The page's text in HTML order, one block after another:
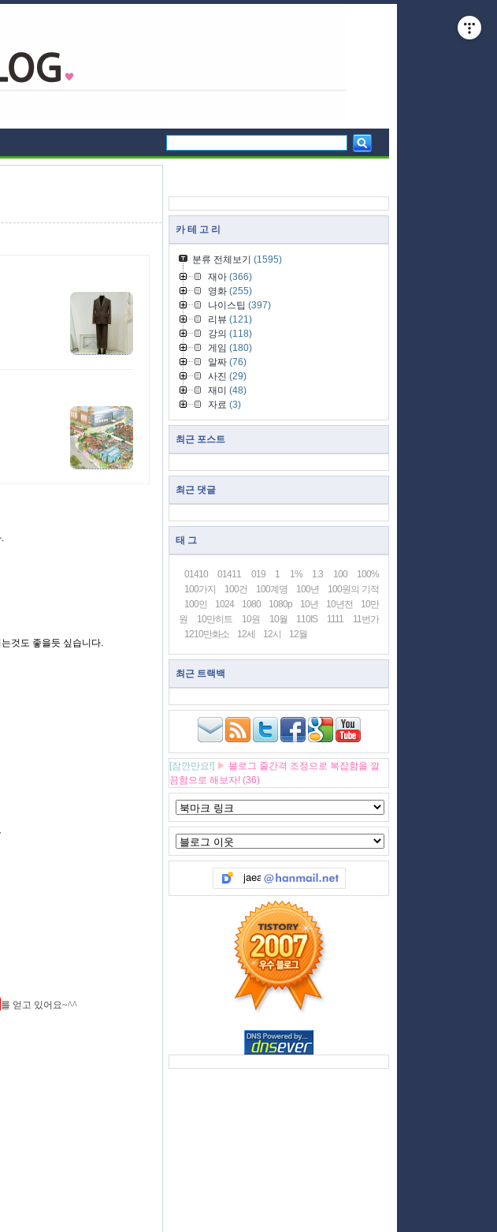
것도 좋을듯 싶습니다.
를 얻고 있어요~^^
카 테 고 리
분류 전체보기 (1595)
재아 (366)
영화 (255)
나이스팁 (397)
리뷰 (121)
강의 (118)
게임 (180)
알짜 (76)
사진 (29)
재미 (48)
자료 (3)
최근 포스트
최근 댓글
태 그
01410 01411 019 1 1% 1.3 100
100%
100가지
100건 100계명 100년
100원의 기적
100인
1024 1080 1080p 10년 10년전
10만
원
10만히트 10원 10월 110IS 1111
11번가
1210만화소
12세 12시 12월
최근 트랙백
[잠깐만요!] ▶ 블로그 줄간격 조정으로 복잡함을 깔
끔함으로 해보자! (36)